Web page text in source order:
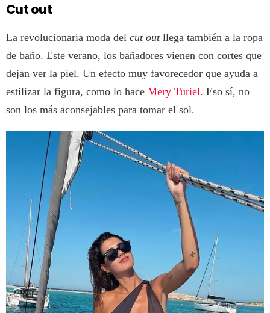
Cut out
La revolucionaria moda del cut outllega también a la ropa
de baño. Este verano, los bañadores vienen con cortes que
dejan ver la piel. Un efecto muy favorecedor que ayuda a
estilizar la figura, como lo hace Mery Turiel. Eso sí, no
son los más aconsejables para tomar el sol.